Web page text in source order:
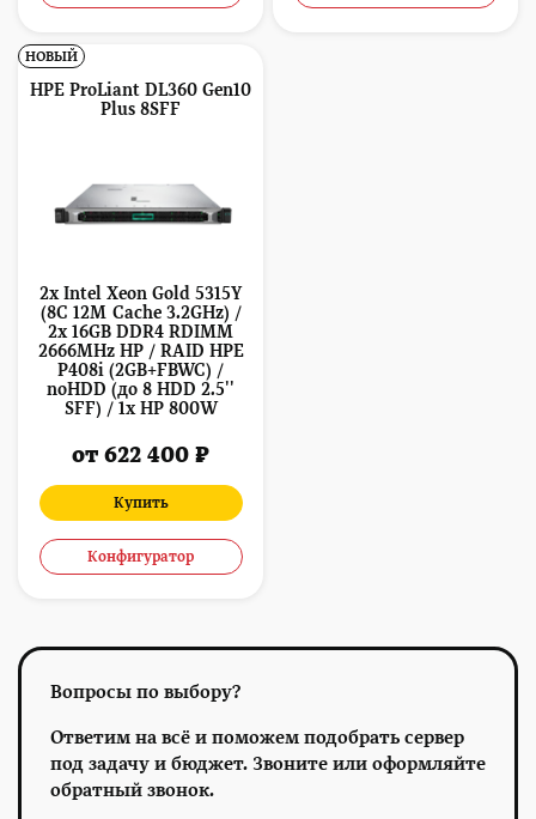
HPE ProLiant DL360 Gen10
Plus 8SFF
2x Intel Xeon Gold 5315Y
(8C 12M Cache 3.2GHz) /
2x 16GB DDR4 RDIMM
2666MHz HP / RAID HPE
P408i (2GB+FBWC) /
noHDD (до 8 HDD 2.5''
SFF) / 1x HP 800W
от 622 400 ₽
Купить
Конфигуратор
НОВЫЙ
Вопросы по выбору?
Ответим на всё и поможем подобрать сервер
под задачу и бюджет. Звоните или оформляйте
обратный звонок.